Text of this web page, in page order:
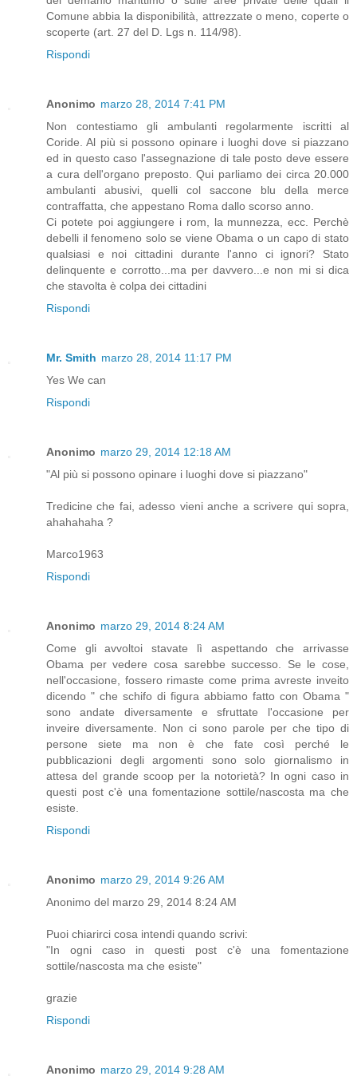
Comune abbia la disponibilità, attrezzate o meno, coperte o
scoperte (art. 27 del D. Lgs n. 114/98).
Rispondi
Anonimo marzo 28, 2014 7:41 PM
Non contestiamo gli ambulanti regolarmente iscritti al
Coride. Al più si possono opinare i luoghi dove si piazzano
ed in questo caso l'assegnazione di tale posto deve essere
a cura dell'organo preposto. Qui parliamo dei circa 20.000
ambulanti abusivi, quelli col saccone blu della merce
contraffatta, che appestano Roma dallo scorso anno.
Ci potete poi aggiungere i rom, la munnezza, ecc. Perchè
debelli il fenomeno solo se viene Obama o un capo di stato
qualsiasi e noi cittadini durante l'anno ci ignori? Stato
delinquente e corrotto...ma per davvero...e non mi si dica
che stavolta è colpa dei cittadini
Rispondi
Mr. Smith marzo 28, 2014 11:17 PM
Yes We can
Rispondi
Anonimo marzo 29, 2014 12:18 AM
"Al più si possono opinare i luoghi dove si piazzano"
Tredicine che fai, adesso vieni anche a scrivere qui sopra,
ahahahaha ?
Marco1963
Rispondi
Anonimo marzo 29, 2014 8:24 AM
Come gli avvoltoi stavate lì aspettando che arrivasse
Obama per vedere cosa sarebbe successo. Se le cose,
nell'occasione, fossero rimaste come prima avreste inveito
dicendo " che schifo di figura abbiamo fatto con Obama "
sono andate diversamente e sfruttate l'occasione per
inveire diversamente. Non ci sono parole per che tipo di
persone siete ma non è che fate così perché le
pubblicazioni degli argomenti sono solo giornalismo in
attesa del grande scoop per la notorietà? In ogni caso in
questi post c'è una fomentazione sottile/nascosta ma che
esiste.
Rispondi
Anonimo marzo 29, 2014 9:26 AM
Anonimo del marzo 29, 2014 8:24 AM
Puoi chiarirci cosa intendi quando scrivi:
"In ogni caso in questi post c'è una fomentazione
sottile/nascosta ma che esiste"
grazie
Rispondi
Anonimo marzo 29, 2014 9:28 AM